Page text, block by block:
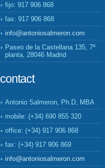
fijo: 917 906 868
fax: 917 906 868
info@antoniosalmeron.com
Paseo de la Castellana 135, 7ª
planta, 28046 Madrid
contact
Antonio Salmeron, Ph.D, MBA
mobile: (+34) 690 855 320
office: (+34) 917 906 868
fax: (+34) 917 906 869
info@antoniosalmeron.com